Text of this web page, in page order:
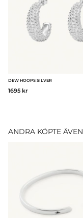
DEW HOOPS SILVER
1695 kr
ANDRA KÖPTE ÄVEN